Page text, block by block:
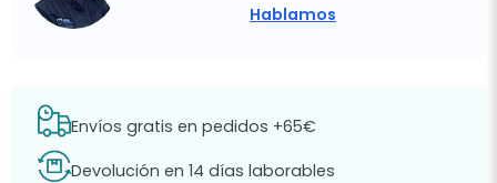
Hablamos
Envíos gratis en pedidos +65€
Devolución en 14 días laborables